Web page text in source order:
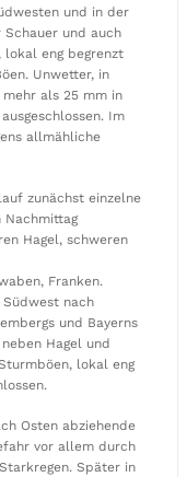
und in der
Schauer und auch
lokal eng begrenzt
Unwetter, in
als 25 mm in
Im
allmähliche
zunächst einzelne
Nachmittag
Hagel, schweren
Franken.
nach
und Bayerns
Hagel und
lokal eng
Osten abziehende
vor allem durch
Später in